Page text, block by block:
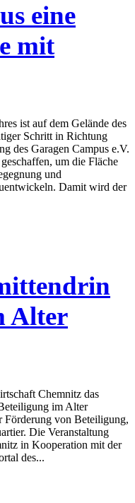
eine
mit
ist auf dem Gelände des
Schritt in Richtung
des Garagen Campus e.V.
um die Fläche
und
Damit wird der
Alter
Chemnitz das
im Alter
Förderung von Beteiligung,
Die Veranstaltung
in Kooperation mit der
des...